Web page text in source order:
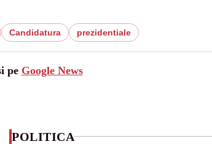
Candidatura prezidentiale
pe Google News
POLITICA